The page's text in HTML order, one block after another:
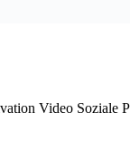
Video Soziale